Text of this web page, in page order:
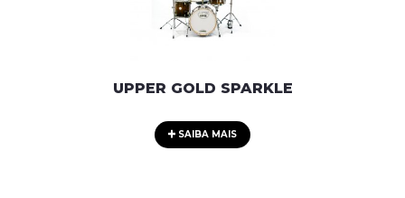
UPPER GOLD SPARKLE
SAIBA MAIS